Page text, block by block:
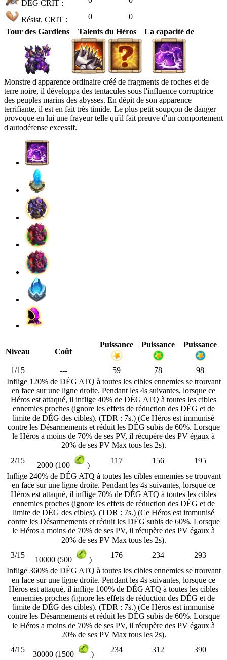
DÉG CRIT :
Résist. CRIT : 0
0
Tour des Gardiens
Talents du Héros La capacité de
Monstre d'apparence ordinaire créé de fragments de roches et de
terre noire, il développa des tentacules sous l'influence corruptrice
des peuples marins des abysses. En dépit de son apparence
terrifiante, il est en fait très timide. Le plus petit soupçon de danger
provoque en lui une frayeur telle qu'il fait preuve d'un comportement
d'autodéfense excessif.
Niveau Coût
Puissance Puissance Puissance
1/15 --- 59 78
98
Inflige 120% de DÉG ATQ à toutes les cibles ennemies se trouvant
en face sur une ligne droite. Pendant les 4s suivantes, lorsque ce
Héros est attaqué, il inflige 40% de DÉG ATQ à toutes les cibles
ennemies proches (ignore les effets de réduction des DÉG et de
limite de DÉG des cibles). (TDR : 7s.) (Ce Héros est immunisé
contre les Désarmements et réduit les DÉG subis de 60%. Lorsque
le Héros a moins de 70% de ses PV, il récupère des PV égaux à
20% de ses PV Max tous les 2s).
2/15
2000 (100 )
117 156
195
Inflige 240% de DÉG ATQ à toutes les cibles ennemies se trouvant
en face sur une ligne droite. Pendant les 4s suivantes, lorsque ce
Héros est attaqué, il inflige 70% de DÉG ATQ à toutes les cibles
ennemies proches (ignore les effets de réduction des DÉG et de
limite de DÉG des cibles). (TDR : 7s.) (Ce Héros est immunisé
contre les Désarmements et réduit les DÉG subis de 60%. Lorsque
le Héros a moins de 70% de ses PV, il récupère des PV égaux à
20% de ses PV Max tous les 2s).
3/15
10000 (500 )
176 234
293
Inflige 360% de DÉG ATQ à toutes les cibles ennemies se trouvant
en face sur une ligne droite. Pendant les 4s suivantes, lorsque ce
Héros est attaqué, il inflige 100% de DÉG ATQ à toutes les cibles
ennemies proches (ignore les effets de réduction des DÉG et de
limite de DÉG des cibles). (TDR : 7s.) (Ce Héros est immunisé
contre les Désarmements et réduit les DÉG subis de 60%. Lorsque
le Héros a moins de 70% de ses PV, il récupère des PV égaux à
20% de ses PV Max tous les 2s).
4/15
30000 (1500 )
234 312
390